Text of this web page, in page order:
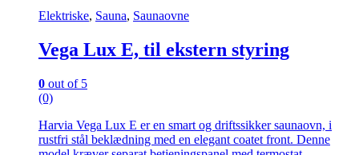
Elektriske, Sauna, Saunaovne
Vega Lux E, til ekstern styring
0 out of 5
(0)
Harvia Vega Lux E er en smart og driftssikker saunaovn, i
rustfri stål beklædning med en elegant coatet front. Denne